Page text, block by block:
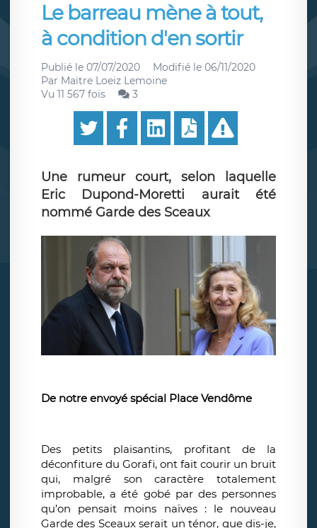
Le barreau mène à tout,
à condition d'en sortir
Publié le 07/07/2020 Modifié le 06/11/2020
Par Maitre Loeiz Lemoine
Vu 11 567 fois
3
Une rumeur court, selon laquelle
Eric Dupond-Moretti aurait été
nommé Garde des Sceaux
De notre envoyé spécial Place Vendôme
Des petits plaisantins, profitant de la
déconfiture du Gorafi, ont fait courir un bruit
qui, malgré son caractère totalement
improbable, a été gobé par des personnes
qu’on pensait moins naïves : le nouveau
Garde des Sceaux serait un ténor, que dis-je,